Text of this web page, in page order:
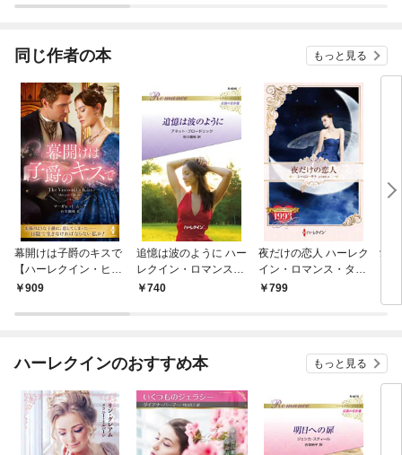
同じ作者の本 もっと見る
幕開けは子爵のキスで
【ハーレクイン・ヒス
トリカル・スペシャル
909
追憶は波のように ハー
レクイン・ロマンス～
伝説の名作選～【ハー
740
夜だけの恋人 ハーレク
イン・ロマンス・タイ
ムマシン【ハーレクイ
799
愛
ハーレクインのおすすめ本 もっと見る